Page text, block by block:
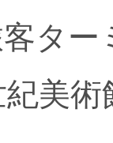
タ
美